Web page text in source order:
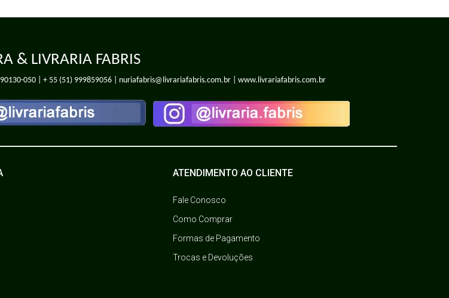
& LIVRARIA FABRIS
050 | + 55 (51) 999859056| nuriafabris@livrariafabris.com.br | www.livrariafabris.com.br
ATENDIMENTO AO CLIENTE
Fale Conosco
Como Comprar
Formas de Pagamento
Trocas e Devoluções